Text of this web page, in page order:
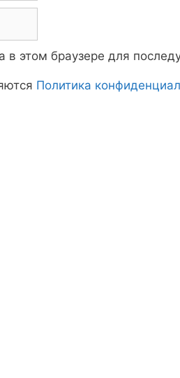
в этом браузере для
Политика